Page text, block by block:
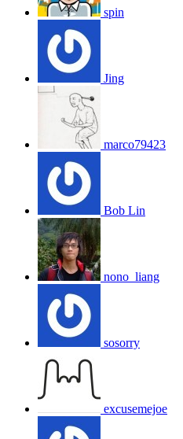
spin
Jing
marco79423
Bob Lin
nono_liang
sosorry
excusemejoe